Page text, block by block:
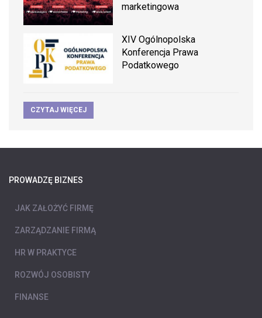
marketingowa
XIV Ogólnopolska
Konferencja Prawa
Podatkowego
CZYTAJ WIĘCEJ
PROWADZĘ BIZNES
JAK ZAŁOŻYĆ FIRMĘ
ZARZĄDZANIE FIRMĄ
HR W PRAKTYCE
ROZWÓJ OSOBISTY
FINANSE